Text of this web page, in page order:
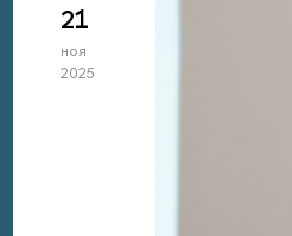
21
ноя
2025